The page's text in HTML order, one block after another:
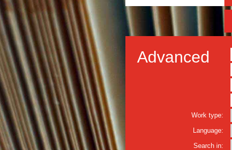
Advanced
Work type:
Language:
Search in: